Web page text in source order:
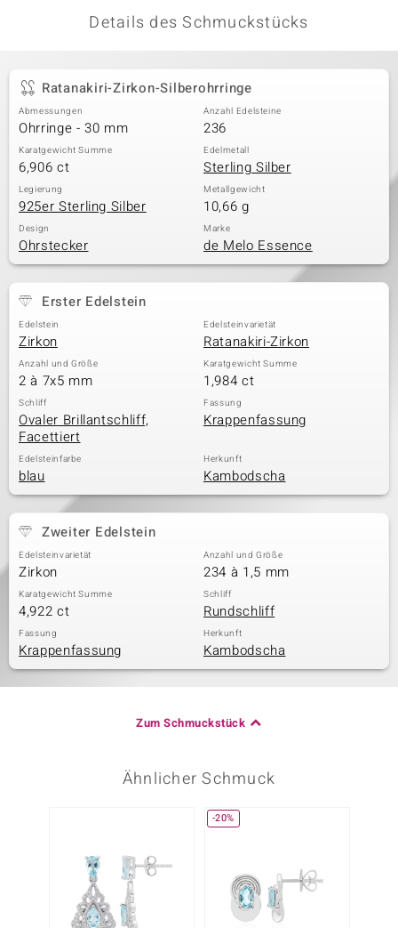
Details des Schmuckstücks
Ratanakiri-Zirkon-Silberohrringe
Abmessungen
Ohrringe - 30 mm
Anzahl Edelsteine
236
Karatgewicht Summe
6,906 ct
Edelmetall
Sterling Silber
Legierung
925er Sterling Silber
Metallgewicht
10,66 g
Design
Ohrstecker
Marke
de Melo Essence
Erster Edelstein
Edelstein
Zirkon
Edelsteinvarietät
Ratanakiri-Zirkon
Anzahl und Größe
2 à 7x5 mm
Karatgewicht Summe
1,984 ct
Schliff
Ovaler Brillantschliff,
Facettiert
Fassung
Krappenfassung
Edelsteinfarbe
blau
Herkunft
Kambodscha
Zweiter Edelstein
Edelsteinvarietät
Zirkon
Anzahl und Größe
234 à 1,5 mm
Karatgewicht Summe
4,922 ct
Schliff
Rundschliff
Fassung
Krappenfassung
Herkunft
Kambodscha
Zum Schmuckstück
Ähnlicher Schmuck
-20%